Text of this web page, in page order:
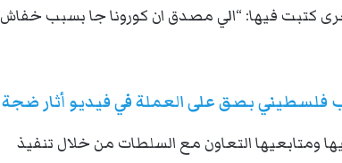
كتبت فيها: “الي مصدق ان كورونا جا بسبب خفاش
فلسطيني بصق على العملة في فيديو أثار ضجة
التعاون مع السلطات من خلال تنفيذ